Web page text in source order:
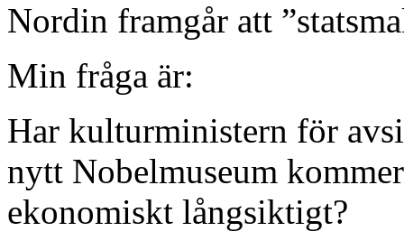
Nordin framgår att
Min fråga är:
Har kulturministern för
nytt Nobelmuseum
ekonomiskt långsiktigt?